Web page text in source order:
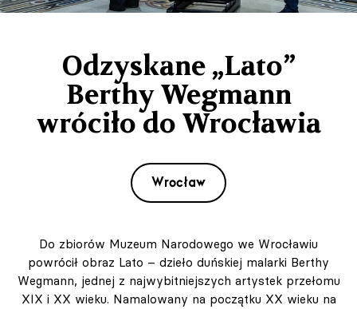
Odzyskane „Lato”
Berthy Wegmann
wróciło do Wrocławia
Wrocław
Do zbiorów Muzeum Narodowego we Wrocławiu
powrócił obraz Lato – dzieło duńskiej malarki Berthy
Wegmann, jednej z najwybitniejszych artystek przełomu
XIX i XX wieku. Namalowany na początku XX wieku na